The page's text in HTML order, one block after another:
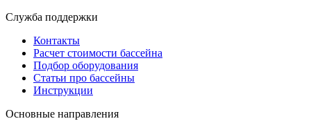
Служба поддержки
Контакты
Расчет стоимости бассейна
Подбор оборудования
Статьи про бассейны
Инструкции
Основные направления